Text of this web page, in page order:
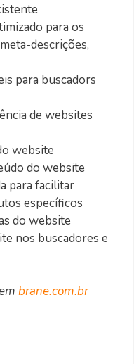
para os
descrições,
para buscadors
de websites
website
do website
para facilitar
específicos
do website
nos buscadores e
brane.com.br